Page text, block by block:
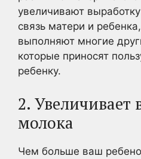
увеличивают
связь матери и
выполняют многие
которые приносят
ребенку.
2. Увеличивает
молока
Чем больше ваш